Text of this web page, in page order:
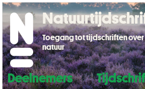
Deelnemers
Toegang tot tijdschriften
natuur